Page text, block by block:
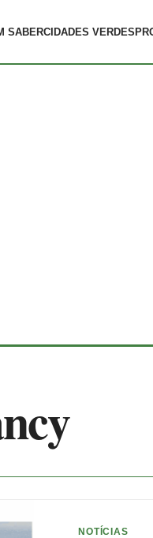
SABERCIDADES VERDES
NOTÍCIAS